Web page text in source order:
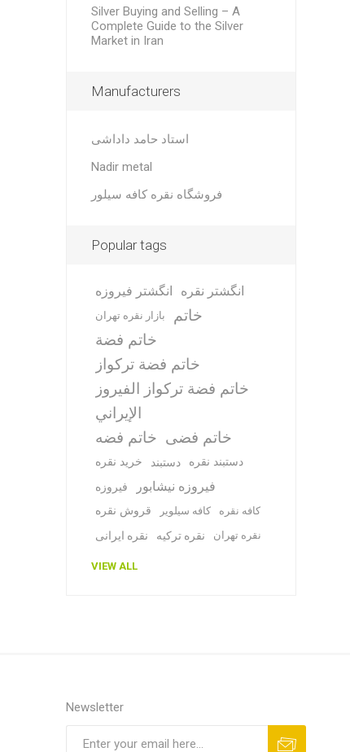
Silver Buying and Selling – A
Complete Guide to the Silver
Market in Iran
Manufacturers
استاد حامد داداشی
Nadir metal
فروشگاه نقره کافه سیلور
Popular tags
انگشتر فیروزه انگشتر نقره
بازار نقره تهران
خاتم
خاتم فضة
خاتم فضة تركواز
خاتم فضة تركواز الفيروز
الإيراني
خاتم فضه خاتم فضی
خرید نقره دستبند دستبند نقره
فیروزه فیروزه نیشابور
قروش نقره کافه سیلویر کافه نقره
نقره ایرانی نقره ترکیه نقره تهران
VIEW ALL
Newsletter